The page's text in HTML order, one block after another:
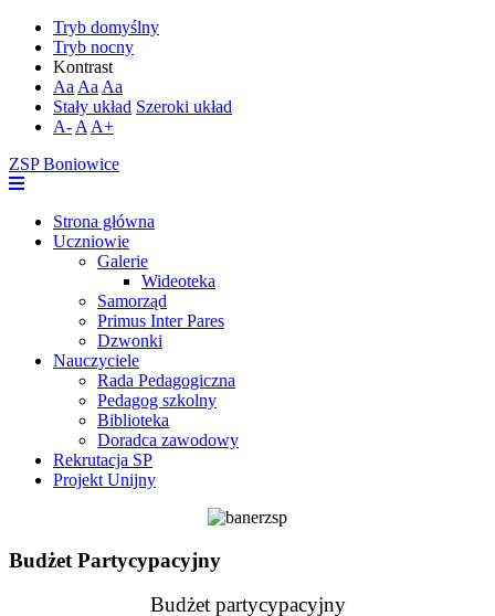
Tryb domyślny
Tryb nocny
Kontrast
Aa Aa Aa
Stały układ Szeroki układ
A- A A+
ZSP Boniowice
Strona główna
Uczniowie
Galerie
Wideoteka
Samorząd
Primus Inter Pares
Dzwonki
Nauczyciele
Rada Pedagogiczna
Pedagog szkolny
Biblioteka
Doradca zawodowy
Rekrutacja SP
Projekt Unijny
Budżet Partycypacyjny
Budżet partycypacyjny